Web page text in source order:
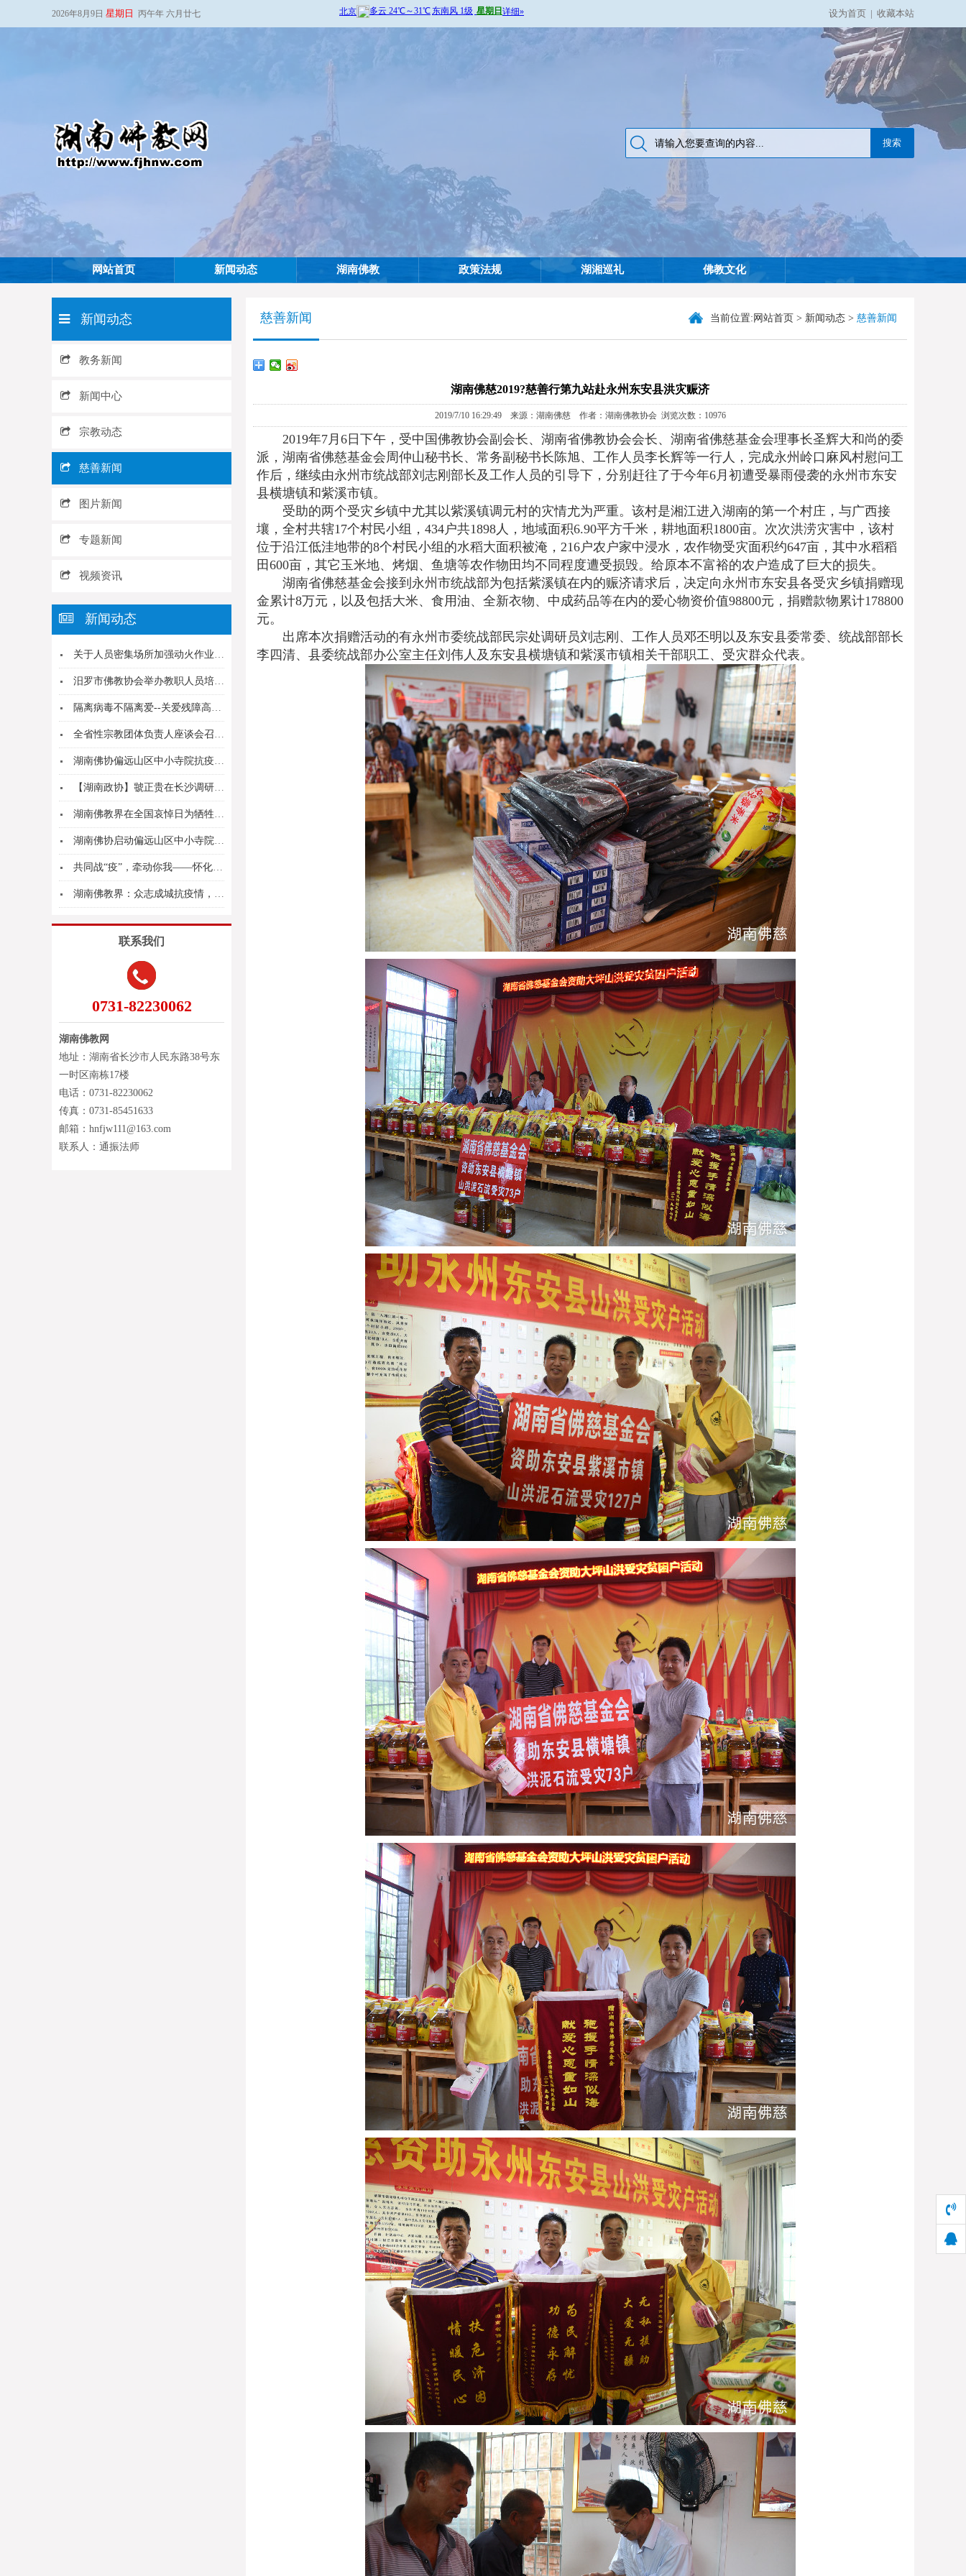
2026年8月9日 星期日 丙午年 六月廿七 设为首页 | 收藏本站
网站首页 新闻动态 湖南佛教 政策法规 湖湘巡礼 佛教文化
新闻动态
教务新闻
新闻中心
宗教动态
慈善新闻
图片新闻
专题新闻
视频资讯
新闻动态
关于人员密集场所加强动火作业安全管理的通告
汨罗市佛教协会举办教职人员培训暨工作部署会
隔离病毒不隔离爱--关爱残障高三学子捐赠防疫包...
全省性宗教团体负责人座谈会召开 黄兰香希望宗教...
湖南佛协偏远山区中小寺院抗疫慈济行圆满结束
【湖南政协】虢正贵在长沙调研：讲团结聚合力 持...
湖南佛教界在全国哀悼日为牺牲的烈士和逝世的同胞...
湖南佛协启动偏远山区中小寺院抗疫慈济行
共同战“疫”，牵动你我——怀化市佛教界募集善款...
湖南佛教界：众志成城抗疫情，大爱无疆行义举
联系我们
0731-82230062
湖南佛教网
地址：湖南省长沙市人民东路38号东
一时区南栋17楼
电话：0731-82230062
传真：0731-85451633
邮箱：hnfjw111@163.com
联系人：通振法师
慈善新闻 当前位置: 网站首页 > 新闻动态 > 慈善新闻
湖南佛慈2019?慈善行第九站赴永州东安县洪灾赈济
2019/7/10 16:29:49 来源：湖南佛慈 作者：湖南佛教协会 浏览次数：10976
2019年7月6日下午，受中国佛教协会副会长、湖南省佛教协会会长、湖南省佛慈基金会理事长圣辉大和尚的委
派，湖南省佛慈基金会周仲山秘书长、常务副秘书长陈旭、工作人员李长辉等一行人，完成永州岭口麻风村慰问工
作后，继续由永州市统战部刘志刚部长及工作人员的引导下，分别赶往了于今年6月初遭受暴雨侵袭的永州市东安
县横塘镇和紫溪市镇。
受助的两个受灾乡镇中尤其以紫溪镇调元村的灾情尤为严重。该村是湘江进入湖南的第一个村庄，与广西接
壤，全村共辖17个村民小组，434户共1898人，地域面积6.90平方千米，耕地面积1800亩。次次洪涝灾害中，该村
位于沿江低洼地带的8个村民小组的水稻大面积被淹，216户农户家中浸水，农作物受灾面积约647亩，其中水稻稻
田600亩，其它玉米地、烤烟、鱼塘等农作物田均不同程度遭受损毁。给原本不富裕的农户造成了巨大的损失。
湖南省佛慈基金会接到永州市统战部为包括紫溪镇在内的赈济请求后，决定向永州市东安县各受灾乡镇捐赠现
金累计8万元，以及包括大米、食用油、全新衣物、中成药品等在内的爱心物资价值98800元，捐赠款物累计178800
元。
出席本次捐赠活动的有永州市委统战部民宗处调研员刘志刚、工作人员邓丕明以及东安县委常委、统战部部长
李四清、县委统战部办公室主任刘伟人及东安县横塘镇和紫溪市镇相关干部职工、受灾群众代表。